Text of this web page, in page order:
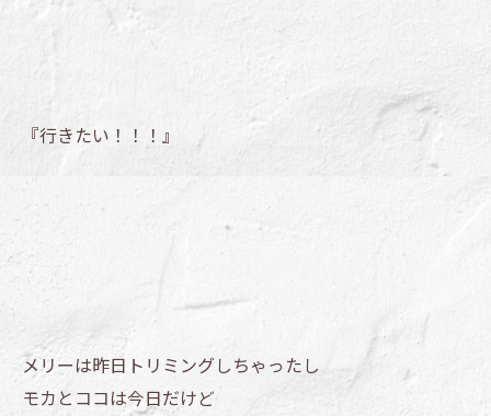
『行きたい！！！』
メリーは昨日トリミングしちゃったし
モカとココは今日だけど